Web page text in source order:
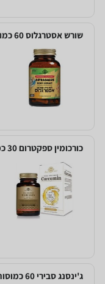
שורש אסטרגלוס 60 כמוסות Solgar
כורכומין ספקטרום 30 כמוסות Solgar
ג'ינסנג סבירי 60 כמוסות Solgar